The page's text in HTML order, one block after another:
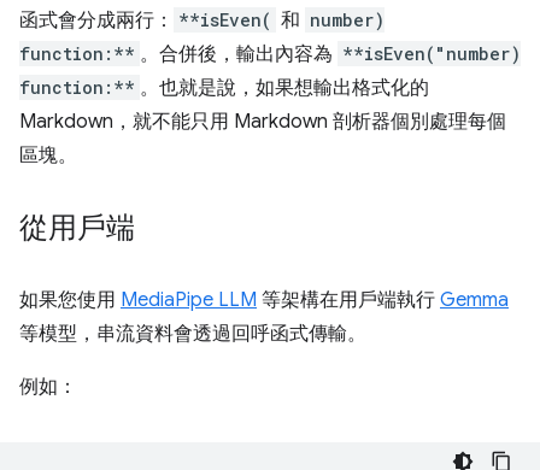
函式會分成兩行：
**isEven( 和 number)
function:** 。合併後，輸出內容為 **isEven("number)
function:** 。也就是說，如果想輸出格式化的
Markdown，就不能只用 Markdown 剖析器個別處理每個
區塊。
從用戶端
如果您使用 MediaPipe LLM 等架構在用戶端執行 Gemma
等模型，串流資料會透過回呼函式傳輸。
例如：